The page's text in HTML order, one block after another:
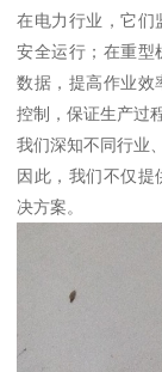
在电力行业，它们
安全运行；在重型
数据，提高作业效
控制，保证生产过
我们深知不同行业
因此，我们不仅提
决方案。